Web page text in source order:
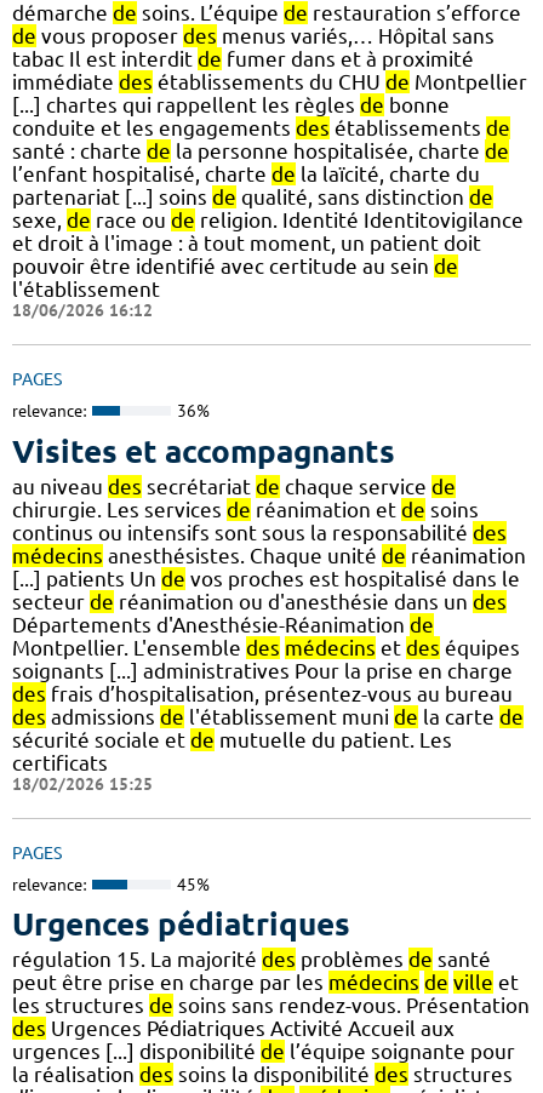
démarche de soins. L’équipe de restauration s’efforce
de vous proposer des menus variés,… Hôpital sans
tabac Il est interdit de fumer dans et à proximité
immédiate des établissements du CHU de Montpellier
[...] chartes qui rappellent les règles de bonne
conduite et les engagements des établissements de
santé : charte de la personne hospitalisée, charte de
l’enfant hospitalisé, charte de la laïcité, charte du
partenariat [...] soins de qualité, sans distinction de
sexe, de race ou de religion. Identité Identitovigilance
et droit à l'image : à tout moment, un patient doit
pouvoir être identifié avec certitude au sein de
l'établissement
18/06/2026 16:12
PAGES
relevance: 36%
Visites et accompagnants
au niveau des secrétariat de chaque service de
chirurgie. Les services de réanimation et de soins
continus ou intensifs sont sous la responsabilité des
médecins anesthésistes. Chaque unité de réanimation
[...] patients Un de vos proches est hospitalisé dans le
secteur de réanimation ou d'anesthésie dans un des
Départements d'Anesthésie-Réanimation de
Montpellier. L'ensemble des médecins et des équipes
soignants [...] administratives Pour la prise en charge
des frais d’hospitalisation, présentez-vous au bureau
des admissions de l'établissement muni de la carte de
sécurité sociale et de mutuelle du patient. Les
certificats
18/02/2026 15:25
PAGES
relevance: 45%
Urgences pédiatriques
régulation 15. La majorité des problèmes de santé
peut être prise en charge par les médecins de ville et
les structures de soins sans rendez-vous. Présentation
des Urgences Pédiatriques Activité Accueil aux
urgences [...] disponibilité de l’équipe soignante pour
la réalisation des soins la disponibilité des structures